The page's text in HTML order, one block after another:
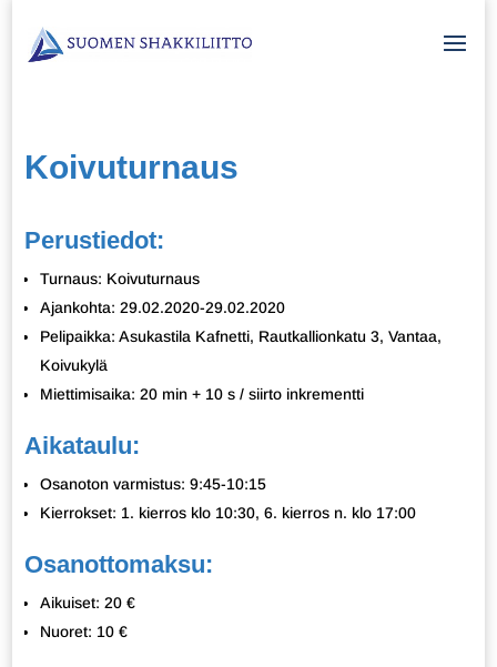
Koivuturnaus
Perustiedot:
Turnaus: Koivuturnaus
Ajankohta: 29.02.2020-29.02.2020
Pelipaikka: Asukastila Kafnetti, Rautkallionkatu 3, Vantaa,
Koivukylä
Miettimisaika: 20 min + 10 s / siirto inkrementti
Aikataulu:
Osanoton varmistus: 9:45-10:15
Kierrokset: 1. kierros klo 10:30, 6. kierros n. klo 17:00
Osanottomaksu:
Aikuiset: 20 €
Nuoret: 10 €